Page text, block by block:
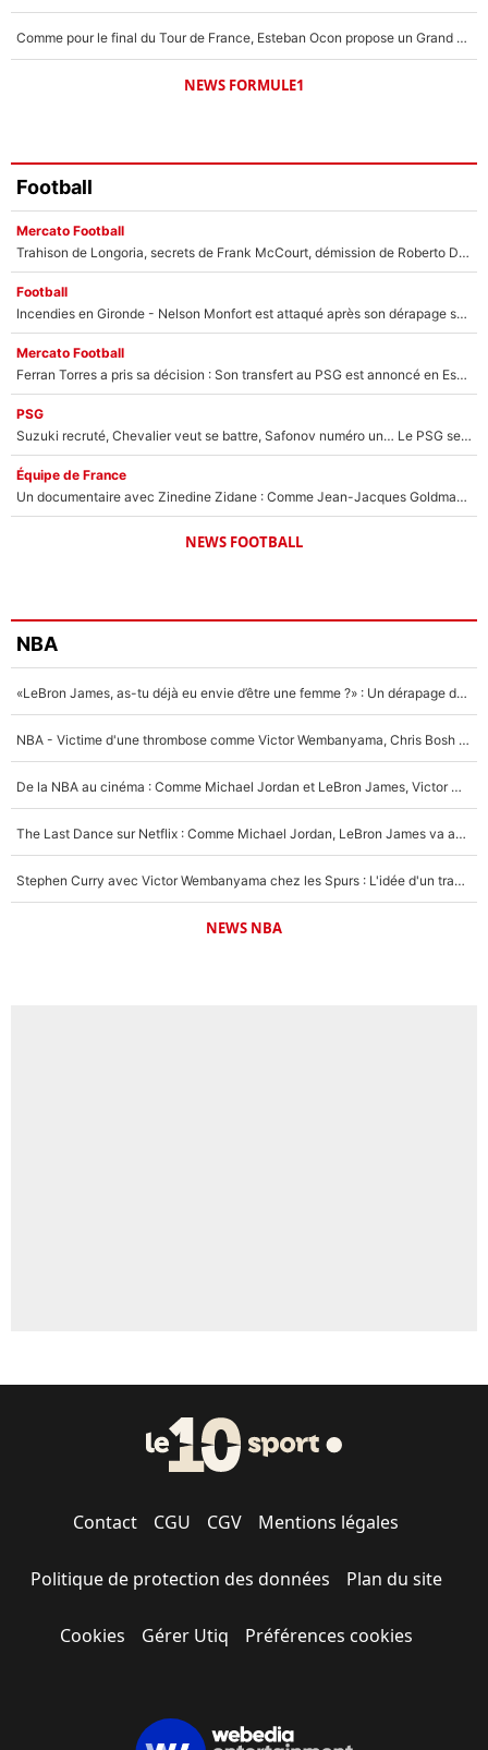
Comme pour le final du Tour de France, Esteban Ocon propose un Grand Prix de Formule 1 à Paris : «Autour de l’Arc de Triomphe, ce serait génial» !
NEWS FORMULE1
Football
Mercato Football
Trahison de Longoria, secrets de Frank McCourt, démission de Roberto De Zerbi : Medhi Benatia se lâche sur son départ de l'OM et fait d'importantes révélations
Football
Incendies en Gironde - Nelson Monfort est attaqué après son dérapage sur CNews : «Et lui, il prend combien pour parler dans un studio climatisé?»
Mercato Football
Ferran Torres a pris sa décision : Son transfert au PSG est annoncé en Espagne !
PSG
Suzuki recruté, Chevalier veut se battre, Safonov numéro un… Le PSG se lance encore dans un gros chantier pour le poste de gardien de but
Équipe de France
Un documentaire avec Zinedine Zidane : Comme Jean-Jacques Goldman et Mylène Farmer, le nouveau sélectionneur de l'équipe de France a recalé une journaliste très connue
NEWS FOOTBALL
NBA
«LeBron James, as-tu déjà eu envie d’être une femme ?» : Un dérapage de Donald Trump sur la superstar de la NBA refait surface
NBA - Victime d'une thrombose comme Victor Wembanyama, Chris Bosh prévient le Français des risques sur sa santé : «J’ai failli mourir sur le coup et j’ai été ramené à la vie»
De la NBA au cinéma : Comme Michael Jordan et LeBron James, Victor Wembanyama rêve d'une carrière d'acteur !
The Last Dance sur Netflix : Comme Michael Jordan, LeBron James va avoir le droit à sa série !
Stephen Curry avec Victor Wembanyama chez les Spurs : L'idée d'un trade historique est lancée en NBA !
NEWS NBA
Contact CGU CGV Mentions légales
Politique de protection des données Plan du site
Cookies Gérer Utiq Préférences cookies